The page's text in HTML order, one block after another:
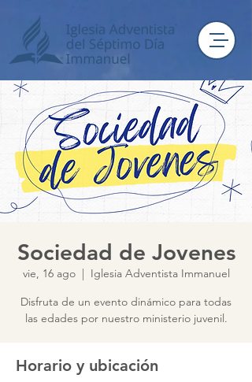
Sociedad de Jovenes
vie, 16 ago
  |
Iglesia Adventista Immanuel
Disfruta de un evento dinámico para todas
las edades por nuestro ministerio juvenil.
Horario y ubicación